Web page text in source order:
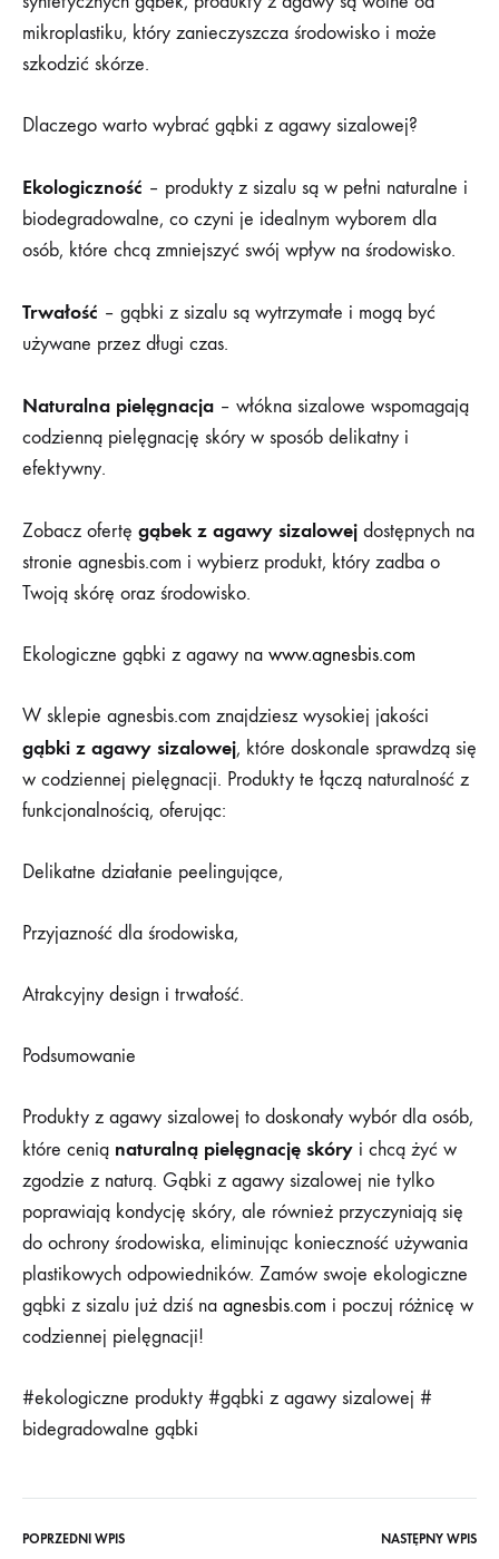
mikroplastiku, który zanieczyszcza środowisko i może
szkodzić skórze.
Dlaczego warto wybrać gąbki z agawy sizalowej?
Ekologiczność – produkty z sizalu są w pełni naturalne i
biodegradowalne, co czyni je idealnym wyborem dla
osób, które chcą zmniejszyć swój wpływ na środowisko.
Trwałość – gąbki z sizalu są wytrzymałe i mogą być
używane przez długi czas.
Naturalna pielęgnacja – włókna sizalowe wspomagają
codzienną pielęgnację skóry w sposób delikatny i
efektywny.
Zobacz ofertę gąbek z agawy sizalowej dostępnych na
stronie agnesbis.com i wybierz produkt, który zadba o
Twoją skórę oraz środowisko.
Ekologiczne gąbki z agawy na www.agnesbis.com
W sklepie agnesbis.com znajdziesz wysokiej jakości
gąbki z agawy sizalowej, które doskonale sprawdzą się
w codziennej pielęgnacji. Produkty te łączą naturalność z
funkcjonalnością, oferując:
Delikatne działanie peelingujące,
Przyjazność dla środowiska,
Atrakcyjny design i trwałość.
Podsumowanie
Produkty z agawy sizalowej to doskonały wybór dla osób,
które cenią naturalną pielęgnację skóry i chcą żyć w
zgodzie z naturą. Gąbki z agawy sizalowej nie tylko
poprawiają kondycję skóry, ale również przyczyniają się
do ochrony środowiska, eliminując konieczność używania
plastikowych odpowiedników. Zamów swoje ekologiczne
gąbki z sizalu już dziś na agnesbis.com i poczuj różnicę w
codziennej pielęgnacji!
#ekologiczne produkty #gąbki z agawy sizalowej #
bidegradowalne gąbki
POPRZEDNI WPIS NASTĘPNY WPIS